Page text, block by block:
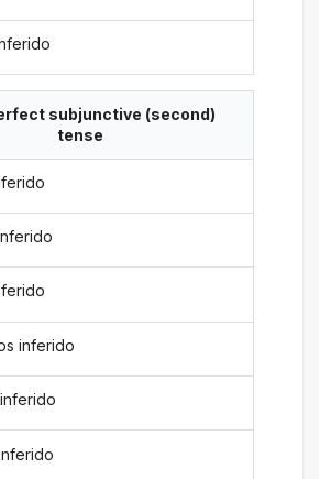
subjunctive (second)
tense
inferido